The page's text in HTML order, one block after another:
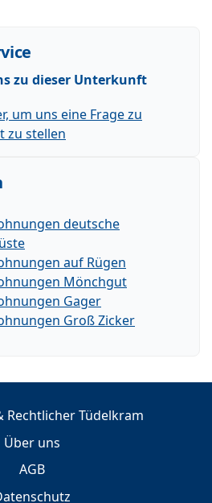
zu dieser Unterkunft
um uns eine Frage zu
zu stellen
deutsche
auf Rügen
Mönchgut
Gager
Groß Zicker
Rechtlicher Tüdelkram
Über uns
AGB